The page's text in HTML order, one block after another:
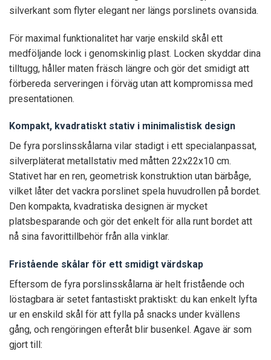
silverkant som flyter elegant ner längs porslinets ovansida.
För maximal funktionalitet har varje enskild skål ett
medföljande lock i genomskinlig plast. Locken skyddar dina
tilltugg, håller maten fräsch längre och gör det smidigt att
förbereda serveringen i förväg utan att kompromissa med
presentationen.
Kompakt, kvadratiskt stativ i minimalistisk design
De fyra porslinsskålarna vilar stadigt i ett specialanpassat,
silverpläterat metallstativ med måtten 22x22x10 cm.
Stativet har en ren, geometrisk konstruktion utan bärbåge,
vilket låter det vackra porslinet spela huvudrollen på bordet.
Den kompakta, kvadratiska designen är mycket
platsbesparande och gör det enkelt för alla runt bordet att
nå sina favorittillbehör från alla vinklar.
Fristående skålar för ett smidigt värdskap
Eftersom de fyra porslinsskålarna är helt fristående och
löstagbara är setet fantastiskt praktiskt: du kan enkelt lyfta
ur en enskild skål för att fylla på snacks under kvällens
gång, och rengöringen efteråt blir busenkel. Agave är som
gjort till: